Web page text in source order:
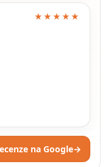
★★★★★
na Google→